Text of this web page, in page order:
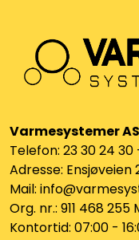
Varmesystemer AS
Telefon: 23 30 24
Adresse: Ensjøveien
Mail:
Org. nr.: 911 468 255
Kontortid: 07:00 -